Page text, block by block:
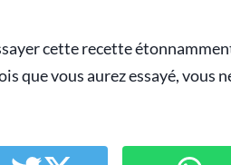
cette recette
que vous aurez essayé, vous